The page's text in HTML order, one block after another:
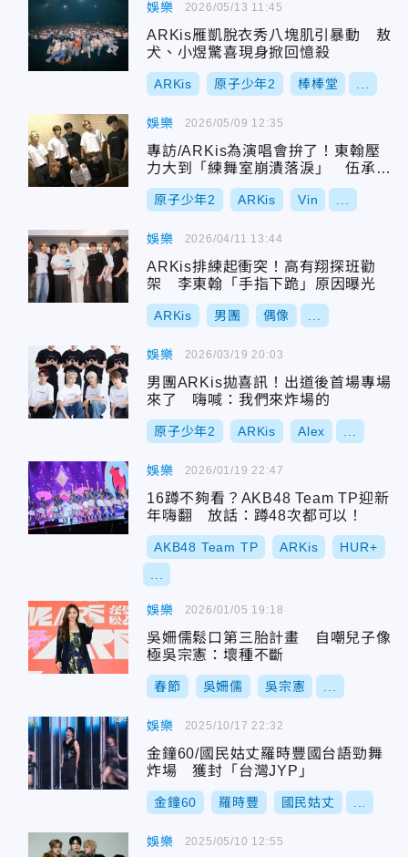
娛樂
ARKis雁凱脫衣秀八塊肌引暴動 敖
犬、小煜驚喜現身掀回憶殺
ARKis 原子少年2 棒棒堂
2026/05/13 11:45
娛樂
專訪/ARKis為演唱會拚了！東翰壓
力大到「練舞室崩潰落淚」 伍承慶
甩肉被吐嘈：有這麼虛？
原子少年2 ARKis Vin
2026/05/09 12:35
娛樂
ARKis排練起衝突！高有翔探班勸
架 李東翰「手指下跪」原因曝光
ARKis 男團 偶像
2026/04/11 13:44
娛樂
男團ARKis拋喜訊！出道後首場專場
來了 嗨喊：我們來炸場的
原子少年2 ARKis Alex
2026/03/19 20:03
娛樂
16蹲不夠看？AKB48 Team TP迎新
年嗨翻 放話：蹲48次都可以！
AKB48 Team TP ARKis HUR+
2026/01/19 22:47
娛樂
吳姍儒鬆口第三胎計畫 自嘲兒子像
極吳宗憲：壞種不斷
春節 吳姍儒 吳宗憲
2026/01/05 19:18
娛樂
金鐘60/國民姑丈羅時豐國台語勁舞
炸場 獲封「台灣JYP」
金鐘60 羅時豐 國民姑丈
2025/10/17 22:32
娛樂 2025/05/10 12:55